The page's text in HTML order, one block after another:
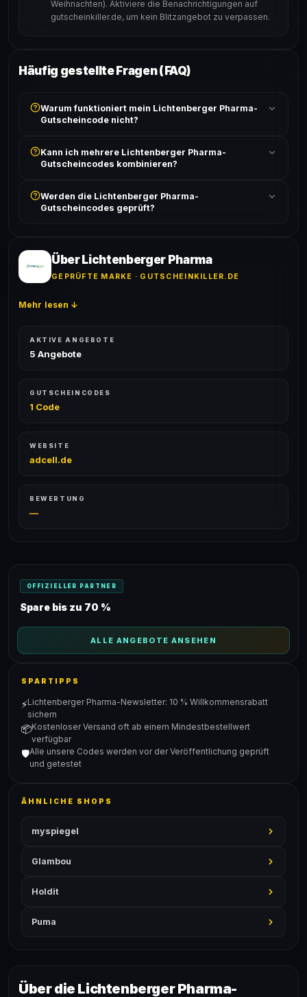
Weihnachten). Aktiviere die Benachrichtigungen auf
gutscheinkiller.de, um kein Blitzangebot zu verpassen.
Häufig gestellte Fragen (FAQ)
Warum funktioniert mein Lichtenberger Pharma-
Gutscheincode nicht?
ist und ob der Code nicht für bereits reduzierte Artikel
gilt. Alle Bedingungen findest du unter „Details".
Kann ich mehrere Lichtenberger Pharma-
Gutscheincodes kombinieren?
akzeptiert. Die Kombination mehrerer Codes ist meist
ausgeschlossen, sofern die Angebotsbedingungen
Werden die Lichtenberger Pharma-
Gutscheincodes geprüft?
Erfolgsquote wird bei jedem Angebot angezeigt.
Über Lichtenberger Pharma
GEPRÜFTE MARKE · GUTSCHEINKILLER.DE
Mehr lesen ↓
AKTIVE ANGEBOTE
5 Angebote
GUTSCHEINCODES
1 Code
WEBSITE
adcell.de
BEWERTUNG
—
OFFIZIELLER PARTNER
Spare bis zu 70 %
ALLE ANGEBOTE ANSEHEN
SPARTIPPS
⚡Lichtenberger Pharma-Newsletter: 10 % Willkommensrabatt
sichern
📦Kostenloser Versand oft ab einem Mindestbestellwert
verfügbar
🛡️Alle unsere Codes werden vor der Veröffentlichung geprüft
und getestet
ÄHNLICHE SHOPS
myspiegel
Glambou
Holdit
Puma
Über die Lichtenberger Pharma-